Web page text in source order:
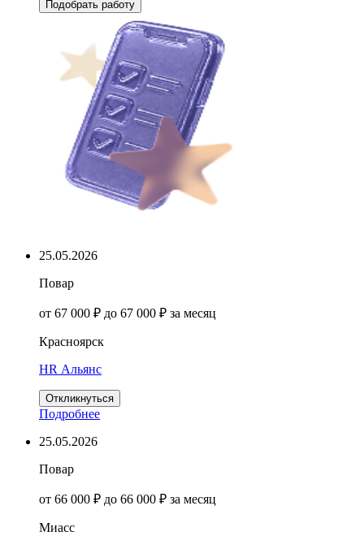
Подобрать работу
25.05.2026
Повар
от 67 000 ₽ до 67 000 ₽ за месяц
Красноярск
HR Альянс
Откликнуться
Подробнее
25.05.2026
Повар
от 66 000 ₽ до 66 000 ₽ за месяц
Миасс